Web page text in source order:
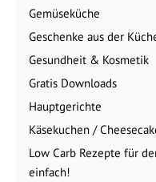
Gemüseküche
Geschenke aus der
Gesundheit & Kosmetik
Gratis Downloads
Hauptgerichte
Käsekuchen /
Low Carb Rezepte für
einfach!